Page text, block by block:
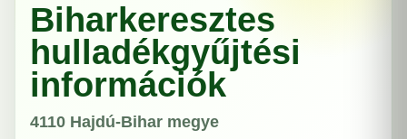
Biharkeresztes
hulladékgyűjtési
információk
4110 Hajdú-Bihar megye